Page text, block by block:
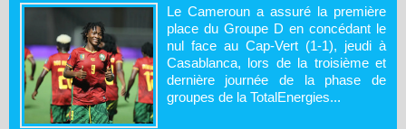
Le Cameroun a assuré la première
place du Groupe D en concédant le
nul face au Cap-Vert (1-1), jeudi à
Casablanca, lors de la troisième et
dernière journée de la phase de
groupes de la TotalEnergies...